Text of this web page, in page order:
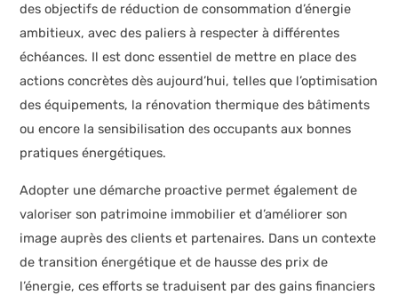
des objectifs de réduction de consommation d’énergie
ambitieux, avec des paliers à respecter à différentes
échéances. Il est donc essentiel de mettre en place des
actions concrètes dès aujourd’hui, telles que l’optimisation
des équipements, la rénovation thermique des bâtiments
ou encore la sensibilisation des occupants aux bonnes
pratiques énergétiques.
Adopter une démarche proactive permet également de
valoriser son patrimoine immobilier et d’améliorer son
image auprès des clients et partenaires. Dans un contexte
de transition énergétique et de hausse des prix de
l’énergie, ces efforts se traduisent par des gains financiers